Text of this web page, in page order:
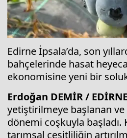
Edirne İpsala’da, son
bahçelerinde hasat
ekonomisine yeni bir
Erdoğan DEMİR /
yetiştirilmeye başlanan ve
dönemi coşkuyla
tarımsal çeşitliliğin